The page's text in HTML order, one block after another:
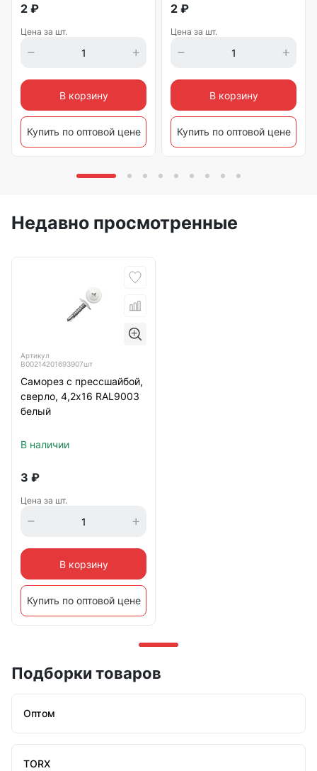
2 ₽
Цена за шт.
В корзину
Купить по оптовой цене
2 ₽
Цена за шт.
В корзину
Купить по оптовой цене
Недавно просмотренные
Артикул
B00214201693907шт
Саморез с прессшайбой,
сверло, 4,2х16 RAL9003
белый
В наличии
3 ₽
Цена за шт.
В корзину
Купить по оптовой цене
Подборки товаров
Оптом
TORX